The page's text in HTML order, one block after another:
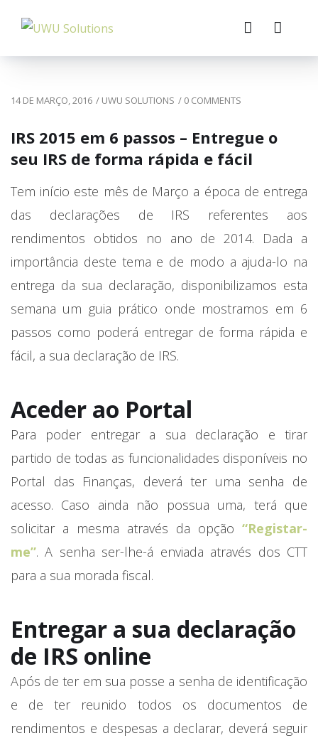
14 DE MARÇO, 2016 / UWU SOLUTIONS / 0 COMMENTS
IRS 2015 em 6 passos – Entregue o
seu IRS de forma rápida e fácil
Tem início este mês de Março a época de entrega
das declarações de IRS referentes aos
rendimentos obtidos no ano de 2014. Dada a
importância deste tema e de modo a ajuda-lo na
entrega da sua declaração, disponibilizamos esta
semana um guia prático onde mostramos em 6
passos como poderá entregar de forma rápida e
fácil, a sua declaração de IRS.
Aceder ao Portal
Para poder entregar a sua declaração e tirar
partido de todas as funcionalidades disponíveis no
Portal das Finanças, deverá ter uma senha de
acesso. Caso ainda não possua uma, terá que
solicitar a mesma através da opção “Registar-
me”. A senha ser-lhe-á enviada através dos CTT
para a sua morada fiscal.
Entregar a sua declaração
de IRS online
Após de ter em sua posse a senha de identificação
e de ter reunido todos os documentos de
rendimentos e despesas a declarar, deverá seguir